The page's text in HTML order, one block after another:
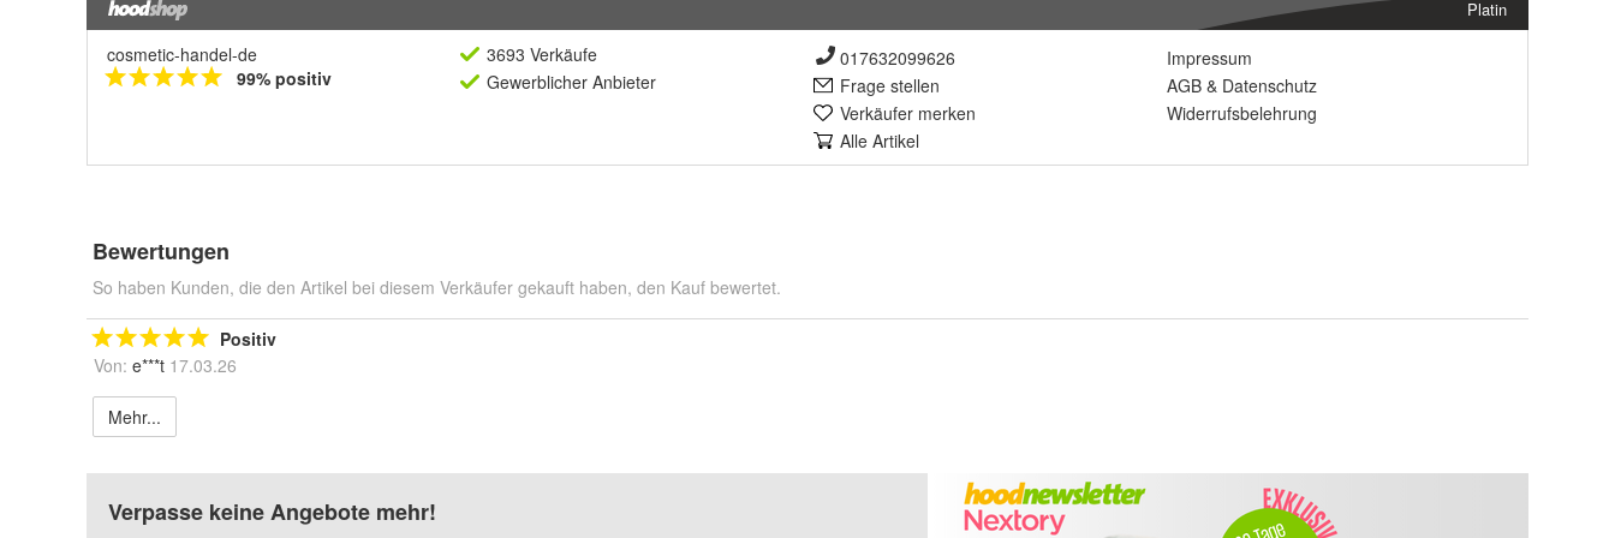
Platin
cosmetic-handel-de
99% positiv
3693 Verkäufe
Gewerblicher Anbieter
017632099626
Frage stellen
Verkäufer merken
Alle Artikel
Impressum
AGB & Datenschutz
Widerrufsbelehrung
Bewertungen
So haben Kunden, die den Artikel bei diesem Verkäufer gekauft haben, den Kauf bewertet.
Positiv
Von: e***t 17.03.26
Mehr...
Verpasse keine Angebote mehr!